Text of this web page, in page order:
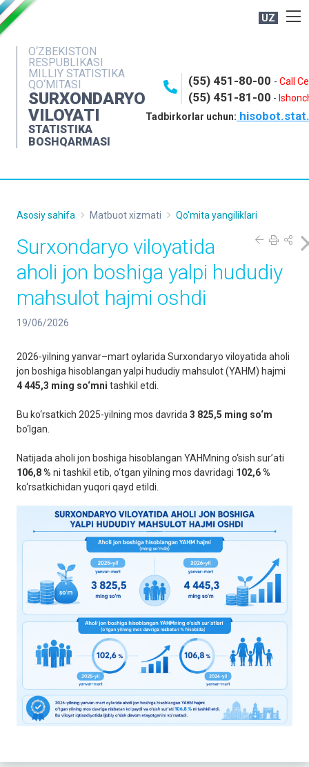
UZ
O‘ZBEKISTON
RESPUBLIKASI
MILLIY STATISTIKA
QO‘MITASI
SURXONDARYO
VILOYATI
STATISTIKA
BOSHQARMASI
(55) 451-80-00 -Call
(55) 451-81-00 -
Tadbirkorlar uchun:
OCHIQ MA'LUMOTLAR
NASHRLAR
INTERAKTIV XIZMATLAR
MATBUOT XIZMATI
Asosiy sahifa Matbuot xizmati Qo'mita yangiliklari
Surxondaryo viloyatida
aholi jon boshiga yalpi hududiy
mahsulot hajmi oshdi
19/06/2026
2026-yilning yanvar–mart oylarida Surxondaryo viloyatida aholi
jon boshiga hisoblangan yalpi hududiy mahsulot (YAHM) hajmi
4 445,3 ming so‘mni tashkil etdi.
Bu ko‘rsatkich 2025-yilning mos davrida 3 825,5 ming so‘m
bo‘lgan.
Natijada aholi jon boshiga hisoblangan YAHMning o‘sish sur’ati
106,8 % ni tashkil etib, o‘tgan yilning mos davridagi 102,6 %
ko‘rsatkichidan yuqori qayd etildi.